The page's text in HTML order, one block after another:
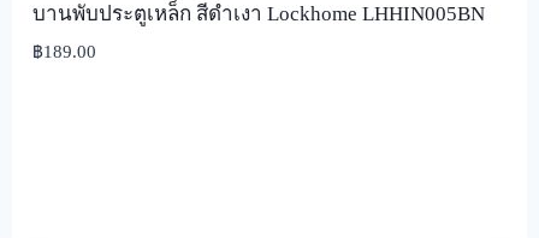
บานพับประตูเหล็ก สีดำเงา Lockhome LHHIN005BN
฿189.00